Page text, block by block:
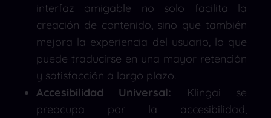
interfaz amigable no solo facilita la
creación de contenido, sino que también
mejora la experiencia del usuario, lo que
puede traducirse en una mayor retención
y satisfacción a largo plazo.
Accesibilidad Universal: Klingai se
preocupa por la accesibilidad,